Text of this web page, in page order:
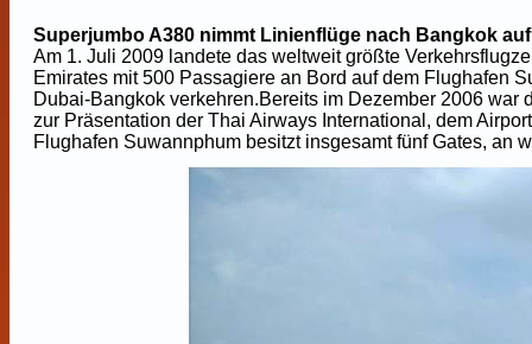
Superjumbo A380 nimmt Linienflüge nach Bangkok auf
Am 1. Juli 2009 landete das weltweit größte
Emirates mit 500 Passagiere an Bord auf dem Flughafen
Dubai-Bangkok verkehren.Bereits im Dezember 2006
zur Präsentation der Thai Airways International, dem
Flughafen Suwannphum besitzt insgesamt fünf Gates, an